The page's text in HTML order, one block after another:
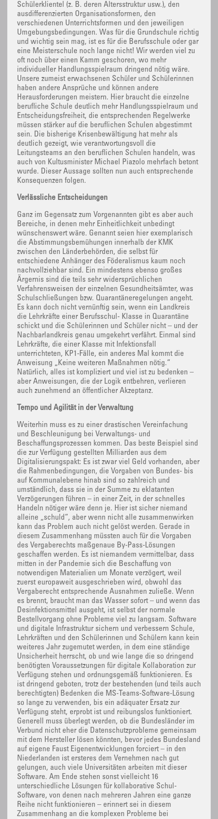
Schülerklientel (z. B. deren Altersstruktur usw.), den
ausdifferenzierten Organisationsformen, den
verschiedenen Unterrichtsformen und den jeweiligen
Umgebungsbedingungen. Was für die Grundschule richtig
und wichtig sein mag, ist es für die Berufsschule oder gar
eine Meisterschule noch lange nicht! Wir werden viel zu
oft noch über einen Kamm geschoren, wo mehr
individueller Handlungsspielraum dringend nötig wäre.
Unsere zumeist erwachsenen Schüler und Schülerinnen
haben andere Ansprüche und können andere
Herausforderungen meistern. Hier braucht die einzelne
berufliche Schule deutlich mehr Handlungsspielraum und
Entscheidungsfreiheit, die entsprechenden Regelwerke
müssen stärker auf die beruflichen Schulen abgestimmt
sein. Die bisherige Krisenbewältigung hat mehr als
deutlich gezeigt, wie verantwortungsvoll die
Leitungsteams an den beruflichen Schulen handeln, was
auch von Kultusminister Michael Piazolo mehrfach betont
wurde. Dieser Aussage sollten nun auch entsprechende
Konsequenzen folgen.
Verlässliche Entscheidungen
Ganz im Gegensatz zum Vorgenannten gibt es aber auch
Bereiche, in denen mehr Einheitlichkeit unbedingt
wünschenswert wäre. Genannt seien hier exemplarisch
die Abstimmungsbemühungen innerhalb der KMK
zwischen den Länderbehörden, die selbst für
entschiedene Anhänger des Föderalismus kaum noch
nachvollziehbar sind. Ein mindestens ebenso großes
Ärgernis sind die teils sehr widersprüchlichen
Verfahrensweisen der einzelnen Gesundheitsämter, was
Schulschließungen bzw. Quarantäneregelungen angeht.
Es kann doch nicht vernünftig sein, wenn ein Landkreis
die Lehrkräfte einer Berufsschul- Klasse in Quarantäne
schickt und die Schülerinnen und Schüler nicht – und der
Nachbarlandkreis genau umgekehrt verfährt. Einmal sind
Lehrkräfte, die einer Klasse mit Infektionsfall
unterrichteten, KP1-Fälle, ein anderes Mal kommt die
Anweisung „Keine weiteren Maßnahmen nötig.“
Natürlich, alles ist kompliziert und viel ist zu bedenken –
aber Anweisungen, die der Logik entbehren, verlieren
auch zunehmend an öffentlicher Akzeptanz.
Tempo und Agilität in der Verwaltung
Weiterhin muss es zu einer drastischen Vereinfachung
und Beschleunigung bei Verwaltungs- und
Beschaffungsprozessen kommen. Das beste Beispiel sind
die zur Verfügung gestellten Milliarden aus dem
Digitalisierungspakt: Es ist zwar viel Geld vorhanden, aber
die Rahmenbedingungen, die Vorgaben von Bundes- bis
auf Kommunalebene hinab sind so zahlreich und
umständlich, dass sie in der Summe zu eklatanten
Verzögerungen führen – in einer Zeit, in der schnelles
Handeln nötiger wäre denn je. Hier ist sicher niemand
alleine „schuld“, aber wenn nicht alle zusammenwirken
kann das Problem auch nicht gelöst werden. Gerade in
diesem Zusammenhang müssten auch für die Vorgaben
des Vergaberechts maßgenaue By-Pass-Lösungen
geschaffen werden. Es ist niemandem vermittelbar, dass
mitten in der Pandemie sich die Beschaffung von
notwendigen Materialien um Monate verzögert, weil
zuerst europaweit ausgeschrieben wird, obwohl das
Vergaberecht entsprechende Ausnahmen zuließe. Wenn
es brennt, braucht man das Wasser sofort – und wenn das
Desinfektionsmittel ausgeht, ist selbst der normale
Bestellvorgang ohne Probleme viel zu langsam. Software
und digitale Infrastruktur sichern und verbessern Schule,
Lehrkräften und den Schülerinnen und Schülern kann kein
weiteres Jahr zugemutet werden, in dem eine ständige
Unsicherheit herrscht, ob und wie lange die so dringend
benötigten Voraussetzungen für digitale Kollaboration zur
Verfügung stehen und ordnungsgemäß funktionieren. Es
ist dringend geboten, trotz der bestehenden (und teils auch
berechtigten) Bedenken die MS-Teams-Software-Lösung
so lange zu verwenden, bis ein adäquater Ersatz zur
Verfügung steht, erprobt ist und reibungslos funktioniert.
Generell muss überlegt werden, ob die Bundesländer im
Verbund nicht eher die Datenschutzprobleme gemeinsam
mit dem Hersteller lösen könnten, bevor jedes Bundesland
auf eigene Faust Eigenentwicklungen forciert – in den
Niederlanden ist ersteres dem Vernehmen nach gut
gelungen, auch viele Universitäten arbeiten mit dieser
Software. Am Ende stehen sonst vielleicht 16
unterschiedliche Lösungen für kollaborative Schul-
Software, von denen nach mehreren Jahren eine ganze
Reihe nicht funktionieren – erinnert sei in diesem
Zusammenhang an die komplexen Probleme bei